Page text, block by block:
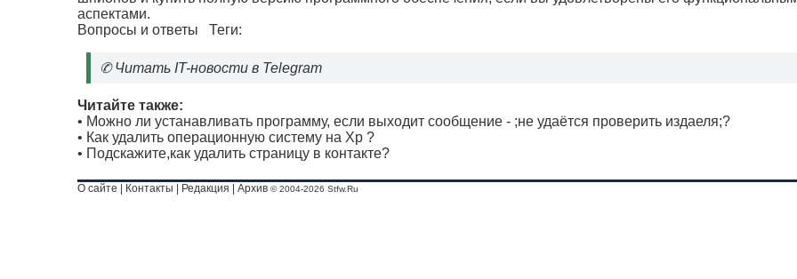
аспектами.
Вопросы и ответы Теги:
✆Читать IT-новости в Telegram
Читайте также:
• Можно ли устанавливать программу, если выходит сообщение - ;не удаётся проверить издаеля;?
• Как удалить операционную систему на Хр ?
• Подскажите,как удалить страницу в контакте?
О сайте Контакты Редакция Архив © 2004-2026 Stfw.Ru